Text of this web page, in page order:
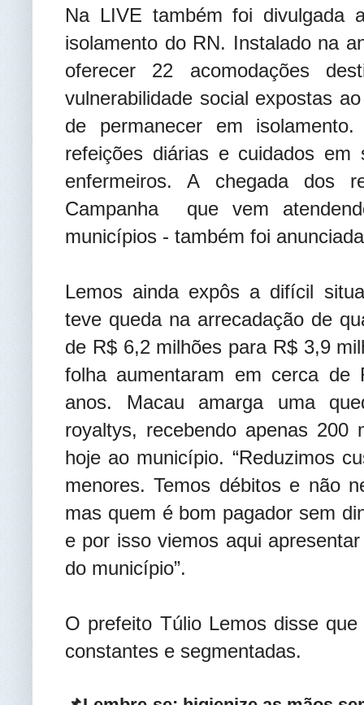
Na LIVE também foi divulgada
isolamento do RN. Instalado na
oferecer 22 acomodações
vulnerabilidade social expostas
de permanecer em
refeições diárias e cuidados em
enfermeiros. A chegada dos
Campanha que vem
municípios - também foi
Lemos ainda expôs a difícil
teve queda na arrecadação de
de R$ 6,2 milhões para R$ 3,9
folha aumentaram em cerca
anos. Macau amarga uma
royaltys, recebendo apenas
hoje ao município. “Reduzimos
menores. Temos débitos e não
mas quem é bom pagador sem
e por isso viemos aqui
do município”.
O prefeito Túlio Lemos disse
constantes e segmentadas.